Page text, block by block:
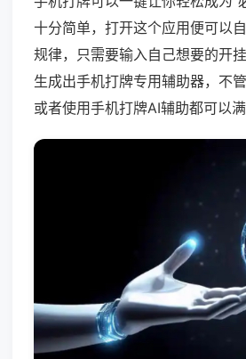
十分简单，打开这个应用便可以
规律，只需要输入自己想要的开
生成出手机打牌专用辅助器，不
或者使用手机打牌AI辅助都可以满